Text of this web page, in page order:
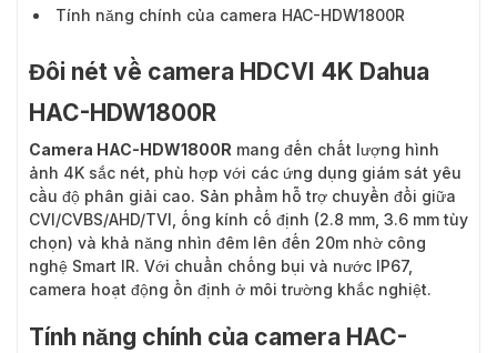
Tính năng chính của camera HAC-HDW1800R
Đôi nét về camera HDCVI 4K Dahua
HAC-HDW1800R
Camera HAC-HDW1800R mang đến chất lượng hình
ảnh 4K sắc nét, phù hợp với các ứng dụng giám sát yêu
cầu độ phân giải cao. Sản phẩm hỗ trợ chuyển đổi giữa
CVI/CVBS/AHD/TVI, ống kính cố định (2.8 mm, 3.6 mm tùy
chọn) và khả năng nhìn đêm lên đến 20m nhờ công
nghệ Smart IR. Với chuẩn chống bụi và nước IP67,
camera hoạt động ổn định ở môi trường khắc nghiệt.
Tính năng chính của camera HAC-